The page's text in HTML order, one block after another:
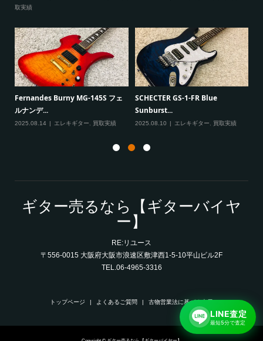
取実績
Fernandes Burny MG-145S フェ
ルナンデ...
2025.08.14 エレキギター 買取実績
SCHECTER GS-1-FR Blue
Sunburst...
2025.08.10 エレキギター 買取実績
ギター売るなら【ギターバイヤ
ー】
RE:リユース
〒556-0015 大阪府大阪市浪速区敷津西1-5-10平山ビル2F
TEL.06-4965-3316
トップページ よくあるご質問 古物営業法に基づく表示
LINE査定
最短5分で査定